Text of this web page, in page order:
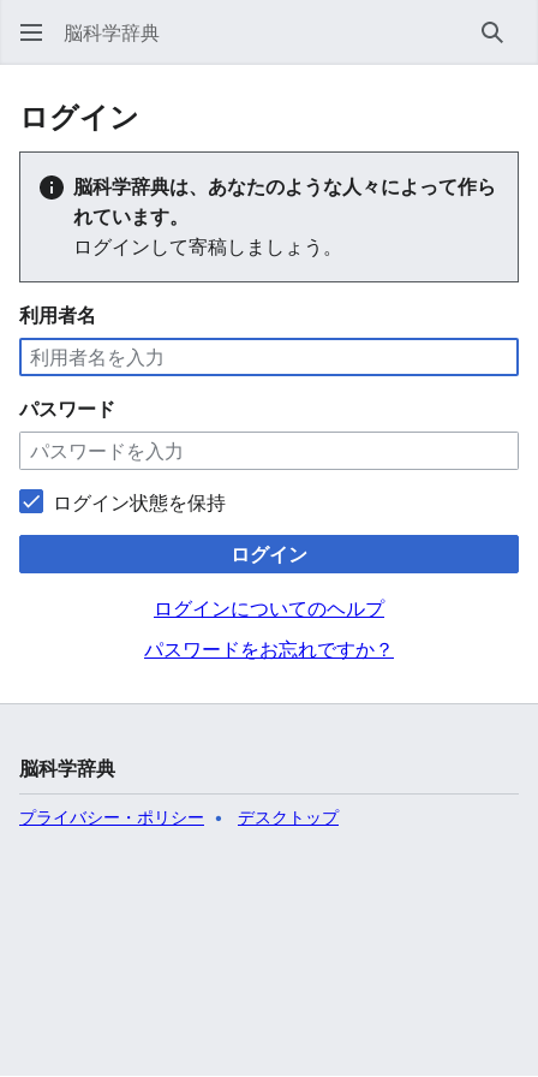
脳科学辞典 検索
ログイン
脳科学辞典は、あなたのような人々によって作ら
れています。
ログインして寄稿しましょう。
利用者名
パスワード
ログイン状態を保持
ログイン
ログインについてのヘルプ
パスワードをお忘れですか？
脳科学辞典
プライバシー・ポリシー デスクトップ